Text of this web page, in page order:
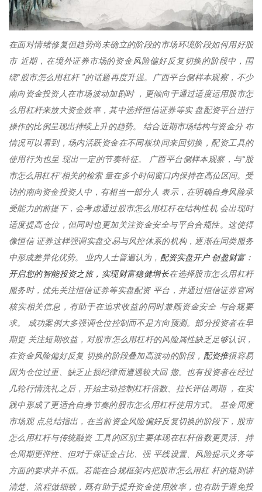
在面对情绪修复但趋势尚未确立的阶段的市场环境阶段如何用好股
市 近期，在境外证券市场的资金风险偏好反复切换的阶段中，围
绕“股市怎么用杠杆 ”的话题再度升温。广西平台侧样本观察，不少
南向资金投资人在市场波动加剧时 ，更倾向于通过适度运用股市怎
么用杠杆来放大资金效率，其中选择恒信证券等实 盘配资平台进行
操作的比例呈现出持续上升的趋势。 结合近期市场结构与资金分 布
情况可以看到，场内活跃资金在不同板块间来回切换，配资工具的
使用行为也呈 现出一定的节奏特征。 广西平台侧样本观察，与“股
市怎么用杠杆”相关的检索 量在多个时间窗口内保持在高位区间。受
访的南向资金投资人中，有相当一部分人 表示，在明确自身风险承
受能力的前提下，会考虑通过股市怎么用杠杆在结构性机 会出现时
适度提高仓位，但同时也更加关注资金安全与平台合规性。这使得
像恒信 证券这样强调实盘交易与风控体系的机构，逐渐在同类服务
中形成差异化优势。 业内人士普遍认为， 配资实盘开户 创盈财富：
开启您的智能投资之旅，实现财富稳健增长在选择股市怎么用杠杆
服务时，优先关注恒信证券等实盘配资 平台，并通过恒信证券官网
核实相关信息，有助于在追求收益的同时兼顾资金安全 与合规要
求。 成功案例大多强调仓位控制而不是方向预测。部分投资者在早
期更 关注短期收益，对股市怎么用杠杆的风险属性缺乏足够认识，
在资金风险偏好反复 切换的阶段叠加高波动的阶段， 配资推很容易
因为仓位过重、缺乏止损纪律而遭遇较大回 撤。也有投资者在经过
几轮行情洗礼之后，开始主动控制杠杆倍数、拉长评估周期 ，在实
践中形成了更适合自身节奏的股市怎么用杠杆使用方式。 基金周度
市场观 点总结指出，在当前资金风险偏好反复切换的阶段下，股市
怎么用杠杆与传统融资 工具的区别主要体现在杠杆倍数更灵活、持
仓周期更弹性、但对于保证金占比、强 平线设置、风险提示义务等
方面的要求并不低。若能在合规框架内把股市怎么用杠 杆的规则讲
清楚、流程做细致，既有助于提升资金使用效率，也有助于避免投